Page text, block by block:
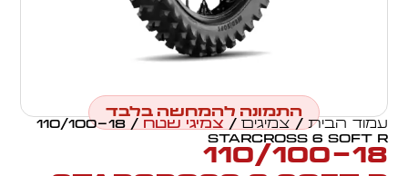
התמונה להמחשה בלבד
עמוד הבית/ צמיגים / צמיגי שטח
/ 110/100-18
STARCROSS 6 SOFT R
110/100-18